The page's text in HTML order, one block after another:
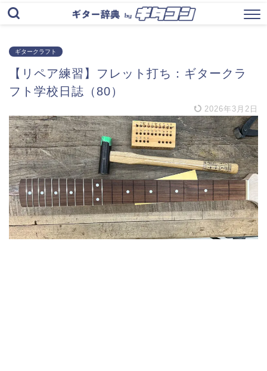
ギタークラフト
【リペア練習】フレット打ち：ギタークラ
フト学校日誌（80）
2026年3月2日